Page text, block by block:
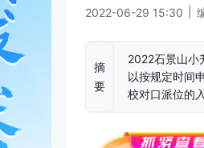
2022-06-29 15:30
摘
要
2022石景山小
以按规定时间
校对口派位的